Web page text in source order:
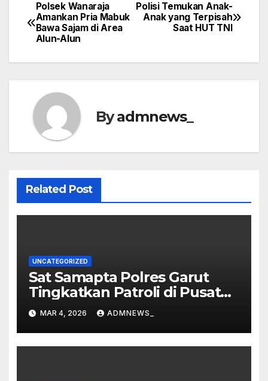
Post
navigation
Polisi Temukan Anak-
Anak yang Terpisah
Saat HUT TNI
Polsek Wanaraja
Amankan Pria Mabuk
Bawa Sajam di Area
Alun-Alun
Byadmnews_
Related Post
UNCATEGORIZED
Sat Samapta Polres Garut
Tingkatkan Patroli di Pusat
Perbelanjaan
MAR 4, 2026 ADMNEWS_